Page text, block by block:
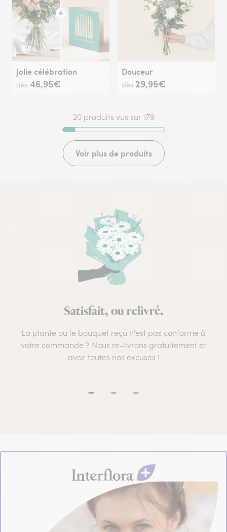
Jolie célébration
dès 46,95€
Douceur
dès 29,95€
20 produits vus sur 179
Voir plus de produits
Satisfait, ou relivré.
La plante ou le bouquet reçu n'est pas conforme à
votre commande ? Nous re-livrons gratuitement et
avec toutes nos excuses !